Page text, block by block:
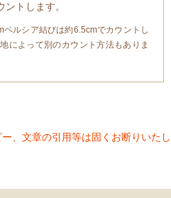
トします。
ルシア結びは約6.5cmでカウントし
によって別のカウント方法もありま
、文章の引用等は固くお断りいたし